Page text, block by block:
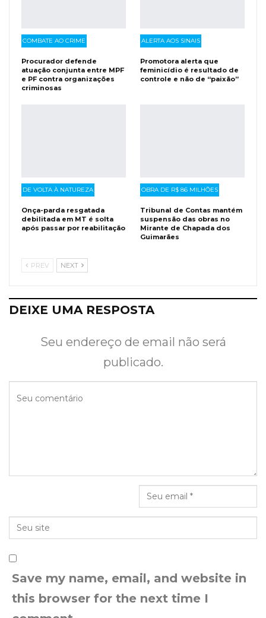
COMBATE AO CRIME
Procurador defende
atuação conjunta entre MPF
e PF contra organizações
criminosas
ALERTA AOS SINAIS
Promotora alerta que
feminicídio é resultado de
controle e não de “paixão”
DE VOLTA À NATUREZA
Onça-parda resgatada
debilitada em MT é solta
após passar por reabilitação
OBRA DE R$ 86 MILHÕES
Tribunal de Contas mantém
suspensão das obras no
Mirante de Chapada dos
Guimarães
PREV NEXT
DEIXE UMA RESPOSTA
Seu endereço de email não será
publicado.
Save my name, email, and website in
this browser for the next time I